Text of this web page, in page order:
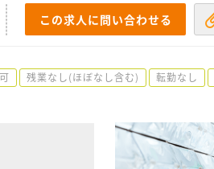
この求人に問い合わせる
残業なし(ほぼなし含む) 転勤なし